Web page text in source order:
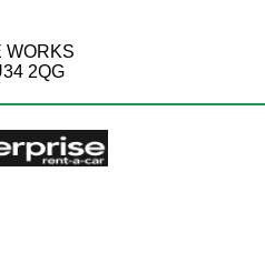
WORKS
2QG